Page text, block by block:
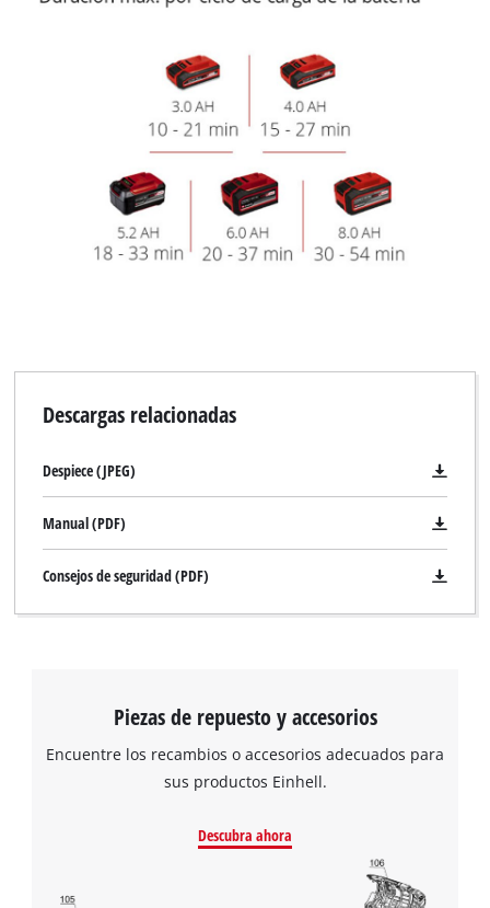
Descargas relacionadas
Despiece (JPEG)
Manual (PDF)
Consejos de seguridad (PDF)
Piezas de repuesto y accesorios
Encuentre los recambios o accesorios adecuados para
sus productos Einhell.
Descubra ahora